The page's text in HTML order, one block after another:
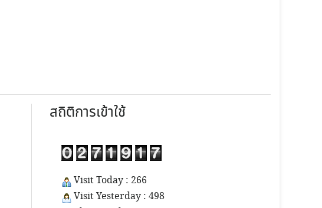
สถิติการเข้าใช้
Visit Today : 266
Visit Yesterday : 498